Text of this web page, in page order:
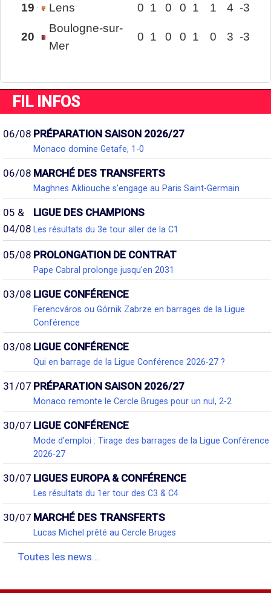
19
Lens 0 1 0 0 1 1 4 -3
20
Boulogne-sur-
Mer
0 1 0 0 1 0 3 -3
FIL INFOS
06/08 PRÉPARATION SAISON 2026/27
Monaco domine Getafe, 1-0
06/08 MARCHÉ DES TRANSFERTS
Maghnes Akliouche s'engage au Paris Saint-Germain
05 &
04/08
LIGUE DES CHAMPIONS
Les résultats du 3e tour aller de la C1
05/08 PROLONGATION DE CONTRAT
Pape Cabral prolonge jusqu'en 2031
03/08 LIGUE CONFÉRENCE
Ferencváros ou Górnik Zabrze en barrages de la Ligue
Conférence
03/08 LIGUE CONFÉRENCE
Qui en barrage de la Ligue Conférence 2026-27 ?
31/07 PRÉPARATION SAISON 2026/27
Monaco remonte le Cercle Bruges pour un nul, 2-2
30/07 LIGUE CONFÉRENCE
Mode d'emploi : Tirage des barrages de la Ligue Conférence
2026-27
30/07 LIGUES EUROPA & CONFÉRENCE
Les résultats du 1er tour des C3 & C4
30/07 MARCHÉ DES TRANSFERTS
Lucas Michel prêté au Cercle Bruges
Toutes les news...